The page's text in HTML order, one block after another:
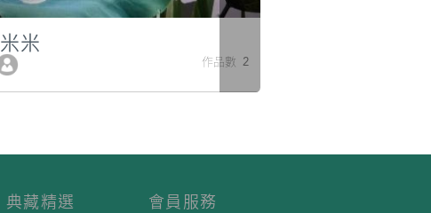
米米
作品數 2
典藏精選
會員服務